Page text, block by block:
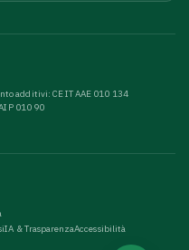
additivi: CE IT AAE 010 134
010 90
IA & TrasparenzaAccessibilità